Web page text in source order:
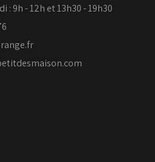
: 9h - 12h et 13h30 - 19h30